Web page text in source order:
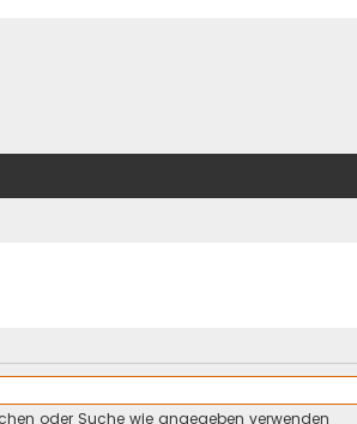
oder Suche wie angegeben verwenden